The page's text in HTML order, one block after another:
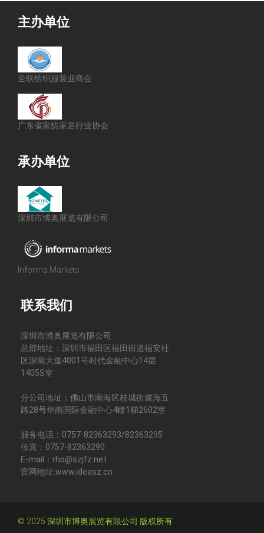
主办单位
全联纺织服装业商会
广东省家纺家居行业协会
承办单位
深圳市博奥展览有限公司
Informa Markets
联系我们
深圳市博奥展览有限公司
总部地址：深圳市福田区福田街道福安社
区深南大道4001号时代金融中心14层
1405S室
分公司地址：佛山市南海区桂城街道海五
路28号华南国际金融中心4幢1梯2602室
服务电话：0757-82363293/82363295
传真：0757-82363290
E-mail：rho@szjfz.net
官网地址:www.ideasz.cn
© 2025 深圳市博奥展览有限公司 版权所有